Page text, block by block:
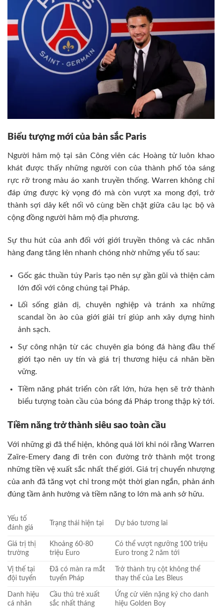
Biểu tượng mới của bản sắc Paris
Người hâm mộ tại sân Công viên các Hoàng tử luôn khao
khát được thấy những người con của thành phố tỏa sáng
rực rỡ trong màu áo xanh truyền thống. Warren không chỉ
đáp ứng được kỳ vọng đó mà còn vượt xa mong đợi, trở
thành sợi dây kết nối vô cùng bền chặt giữa câu lạc bộ và
cộng đồng người hâm mộ địa phương.
Sự thu hút của anh đối với giới truyền thông và các nhãn
hàng đang tăng lên nhanh chóng nhờ những yếu tố sau:
Gốc gác thuần túy Paris tạo nên sự gần gũi và thiện cảm
lớn đối với công chúng tại Pháp.
Lối sống giản dị, chuyên nghiệp và tránh xa những
scandal ồn ào của giới giải trí giúp anh xây dựng hình
ảnh sạch.
Sự công nhận từ các chuyên gia bóng đá hàng đầu thế
giới tạo nên uy tín và giá trị thương hiệu cá nhân bền
vững.
Tiềm năng phát triển còn rất lớn, hứa hẹn sẽ trở thành
biểu tượng toàn cầu của bóng đá Pháp trong thập kỷ tới.
Tiềm năng trở thành siêu sao toàn cầu
Với những gì đã thể hiện, không quá lời khi nói rằng Warren
Zaïre-Emery đang đi trên con đường trở thành một trong
những tiền vệ xuất sắc nhất thế giới. Giá trị chuyển nhượng
của anh đã tăng vọt chỉ trong một thời gian ngắn, phản ánh
đúng tầm ảnh hưởng và tiềm năng to lớn mà anh sở hữu.
Yếu tố
đánh giá
Trạng thái hiện tại Dự báo tương lai
Giá trị thị
trường
Khoảng 60-80
triệu Euro
Có thể vượt ngưỡng 100 triệu
Euro trong 2 năm tới
Vị thế tại
đội tuyển
Đã có màn ra mắt
tuyển Pháp
Trở thành trụ cột không thể
thay thế của Les Bleus
Danh hiệu
cá nhân
Cầu thủ trẻ xuất
sắc nhất tháng
Ứng cử viên nặng ký cho danh
hiệu Golden Boy